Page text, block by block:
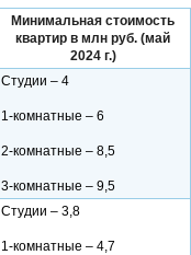
Минимальная стоимость
квартир в млн руб. (май
2024 г.)
Студии – 4
1-комнатные – 6
2-комнатные – 8,5
3-комнатные – 9,5
Студии – 3,8
1-комнатные – 4,7